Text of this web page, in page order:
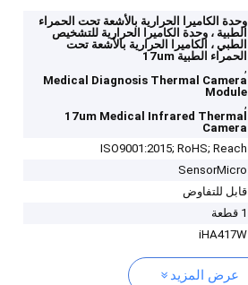
وحدة الكاميرا الحرارية بالأشعة تحت الحمراء
الطبية ، وحدة الكاميرا الحرارية للتشخيص
الطبي ، الكاميرا الحرارية بالأشعة تحت
الحمراء الطبية 17um
,
Medical Diagnosis Thermal Camera
Module
,
17um Medical Infrared Thermal
Camera
ISO9001:2015; RoHS; Reach
SensorMicro
قابل للتفاوض
1 قطعة
iHA417W
عرض المزيد